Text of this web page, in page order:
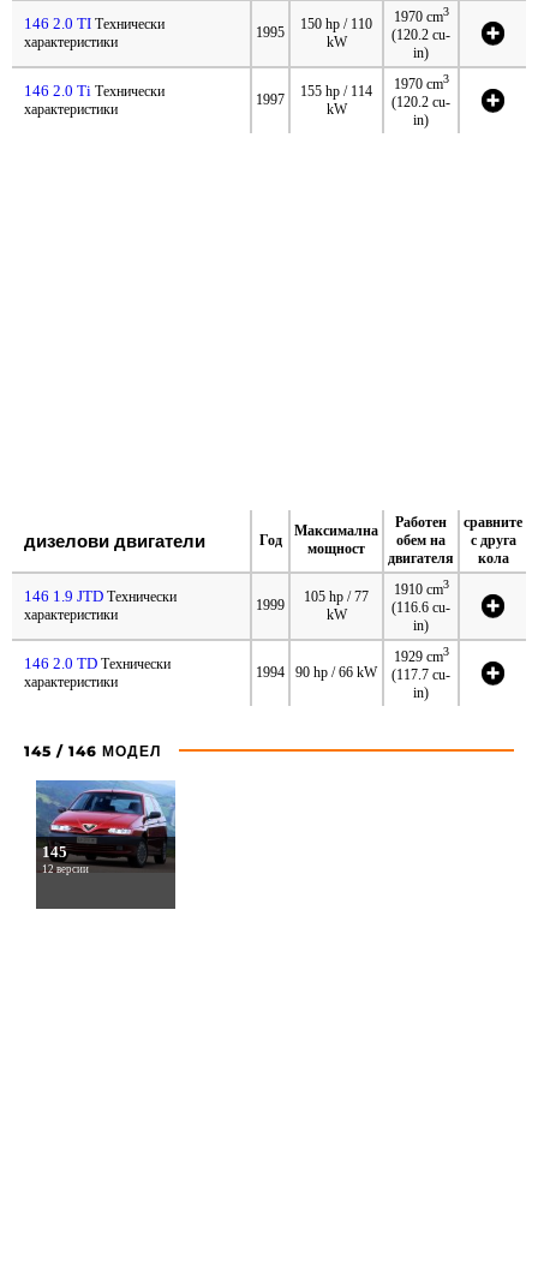
146 2.0 TI Технически
характеристики
1995
150 hp / 110
kW
1970 cm3
(120.2 cu-
in)
146 2.0 Ti Технически
характеристики
1997
155 hp / 114
kW
1970 cm3
(120.2 cu-
in)
дизелови двигатели Год
Максимална
мощност
Работен
обем на
двигателя
сравните
с друга
кола
146 1.9 JTD Технически
характеристики
1999
105 hp / 77
kW
1910 cm3
(116.6 cu-
in)
146 2.0 TD Технически
характеристики
1994 90 hp / 66 kW
1929 cm3
(117.7 cu-
in)
145 / 146 МОДЕЛ
145
12 версии